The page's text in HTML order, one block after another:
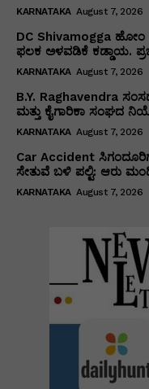
KARNATAKA August 7, 2026
DC Shivamogga ಹೋಂ
ಫಲಕ ಅಳವಡಿಕೆ ಕಡ್ಡಾಯ.
KARNATAKA August 7, 2026
B.Y. Raghavendra
ಮತ್ತು ಕೈಗಾರಿಕಾ ಸಂಘದ
KARNATAKA August 7, 2026
Car Accident
ಸೇತುವೆ ಬಳಿ ಪಲ್ಟಿ: ಆರು
KARNATAKA August 7, 2026